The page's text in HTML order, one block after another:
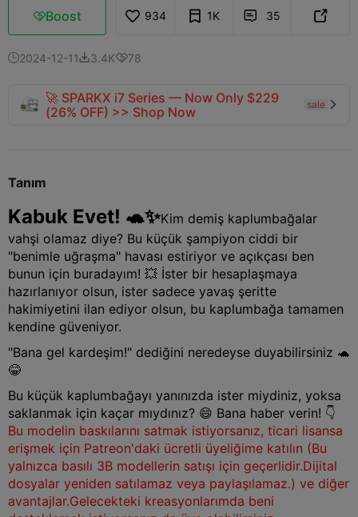
Boost 934 1K  35 
2024-12-113.4K78
🚀 SPARKX i7 Series — Now Only $229
(26% OFF) >> Shop Now
sale 
Tanım
Kabuk Evet! 🐢✨Kim demiş kaplumbağalar
vahşi olamaz diye? Bu küçük şampiyon ciddi bir
"benimle uğraşma" havası estiriyor ve açıkçası ben
bunun için buradayım! 💥 İster bir hesaplaşmaya
hazırlanıyor olsun, ister sadece yavaş şeritte
hakimiyetini ilan ediyor olsun, bu kaplumbağa tamamen
kendine güveniyor.
"Bana gel kardeşim!" dediğini neredeyse duyabilirsiniz 🐢
😂
Bu küçük kaplumbağayı yanınızda ister miydiniz, yoksa
saklanmak için kaçar mıydınız? 😄 Bana haber verin! 👇
Bu modelin baskılarını satmak istiyorsanız, ticari lisansa
erişmek için Patreon'daki ücretli üyeliğime katılın (Bu
yalnızca basılı 3B modellerin satışı için geçerlidir.Dijital
dosyalar yeniden satılamaz veya paylaşılamaz.) ve diğer
avantajlar.Gelecekteki kreasyonlarımda beni